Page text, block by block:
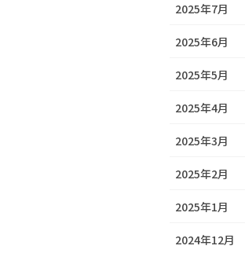
2025年7月
2025年6月
2025年5月
2025年4月
2025年3月
2025年2月
2025年1月
2024年12月